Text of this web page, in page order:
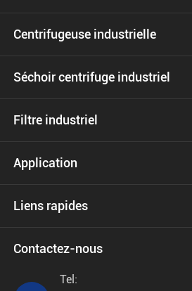
Centrifugeuse industrielle
Séchoir centrifuge industriel
Filtre industriel
Application
Liens rapides
Contactez-nous
Tel: